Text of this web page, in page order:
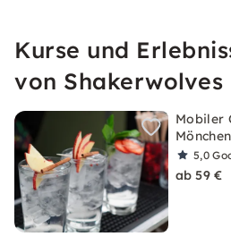
Kurse und
von Shakerwolves
Mobiler
5,0
ab 59 €